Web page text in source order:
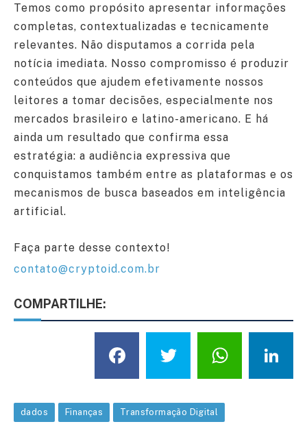
Temos como propósito apresentar informações
completas, contextualizadas e tecnicamente
relevantes. Não disputamos a corrida pela
notícia imediata. Nosso compromisso é produzir
conteúdos que ajudem efetivamente nossos
leitores a tomar decisões, especialmente nos
mercados brasileiro e latino-americano. E há
ainda um resultado que confirma essa
estratégia: a audiência expressiva que
conquistamos também entre as plataformas e os
mecanismos de busca baseados em inteligência
artificial.
Faça parte desse contexto!
contato@cryptoid.com.br
COMPARTILHE:
Facebook
Twitter
dados Finanças Transformação Digital